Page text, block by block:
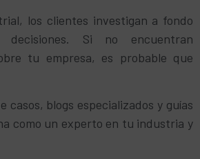
los clientes investigan a fondo
Si no encuentran
tu empresa, es probable que
casos, blogs especializados y guías
como un experto en tu industria y